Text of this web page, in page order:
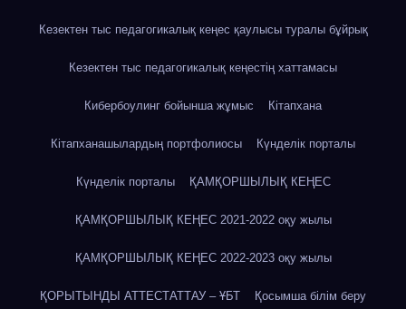
Кезектен тыс педагогикалық кеңес қаулысы туралы бұйрық
Кезектен тыс педагогикалық кеңестің хаттамасы
Кибербоулинг бойынша жұмыс Кітапхана
Кітапханашылардың портфолиосы Күнделік порталы
Күнделік порталы ҚАМҚОРШЫЛЫҚ КЕҢЕС
ҚАМҚОРШЫЛЫҚ КЕҢЕС 2021-2022 оқу жылы
ҚАМҚОРШЫЛЫҚ КЕҢЕС 2022-2023 оқу жылы
ҚОРЫТЫНДЫ АТТЕСТАТТАУ – ҰБТ Қосымша білім беру